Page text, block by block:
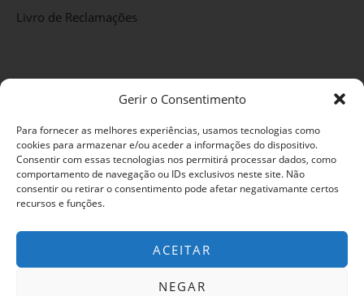
Gerir o Consentimento
Para fornecer as melhores experiências, usamos tecnologias como
cookies para armazenar e/ou aceder a informações do dispositivo.
Consentir com essas tecnologias nos permitirá processar dados, como
comportamento de navegação ou IDs exclusivos neste site. Não
consentir ou retirar o consentimento pode afetar negativamante certos
recursos e funções.
ACEITAR
NEGAR
Livro de Reclamações
Termos e Condições
Entregas e Devoluções
Política de Cookies